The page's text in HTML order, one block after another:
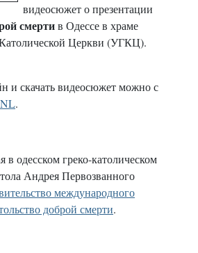
видеосюжет о презентации
смертив Одессе в храме
Церкви (УГКЦ).
и скачать видеосюжет можно с
.
одесском греко-католическом
Андрея Первозванного
международного
доброй смерти.